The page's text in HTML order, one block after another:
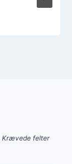
Krævede felter